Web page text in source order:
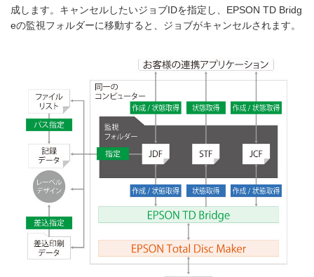
成します。キャンセルしたいジョブIDを指定し、EPSON TD Bridg
eの監視フォルダーに移動すると、ジョブがキャンセルされます。